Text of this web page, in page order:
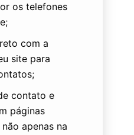
os telefones
com a
site para
contato e
páginas
apenas na